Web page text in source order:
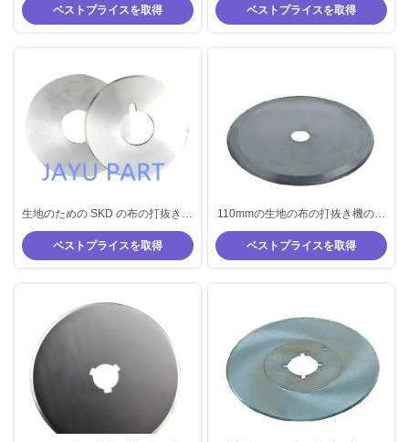
ベストプライスを取得
地のナイフ
ベストプライスを取得
生地のための SKD の布の打抜き機
の刃 HSS の回転式切断の車輪
ベストプライスを取得
110mmの生地の布の打抜き機の刃
のナイフの炭化物の布のカッター
の刃
ベストプライスを取得